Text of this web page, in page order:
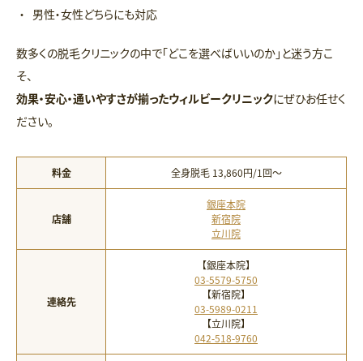
男性・女性どちらにも対応
数多くの脱毛クリニックの中で「どこを選べばいいのか」と迷う方こ
そ、
効果・安心・通いやすさが揃ったウィルビークリニックにぜひお任せく
ださい。
料金 全身脱毛 13,860円/1回〜
店舗
銀座本院
新宿院
立川院
連絡先
【銀座本院】
03-5579-5750
【新宿院】
03-5989-0211
【立川院】
042-518-9760